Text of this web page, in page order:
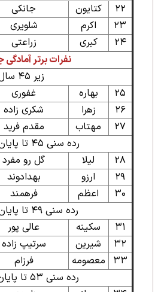
۲۲
کتایون جانکی
۲۳
اکرم شلویری
۲۴
کبری زراعتی
نفرات برتر
زیر ۴۵ سال
۲۵
بهاره غفوری
۲۶
زهرا شکری زاده
۲۷
مهتاب مقدم فرید
رده سنی ۴۵ تا پایان ۴۸ سال
۲۸
لیلا گل رو مفرد
۲۹
ارزو بهدادوند
۳۰
اعظم فرهمند
رده سنی ۴۹ تا پایان ۵۲ سال
۳۱
سکینه عالی پور
۳۲
شیرین سرتیپ زاده
۳۳
معصومه فرزام
رده سنی ۵۳ تا پایان ۵۶ سال